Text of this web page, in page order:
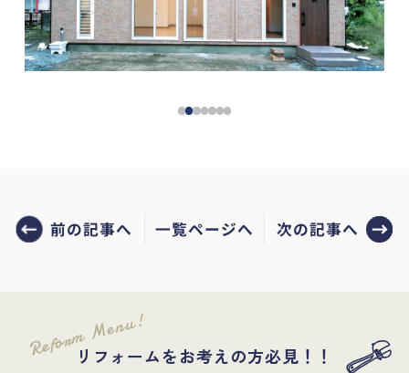
前の記事へ 一覧ページへ 次の記事へ
Reform Menu!
リフォームをお考えの方必見！！